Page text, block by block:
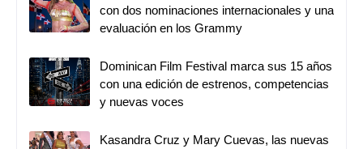
con dos nominaciones internacionales y una
evaluación en los Grammy
Dominican Film Festival marca sus 15 años
con una edición de estrenos, competencias
y nuevas voces
Kasandra Cruz y Mary Cuevas, las nuevas